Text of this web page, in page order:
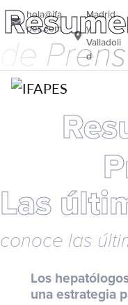
hola@ifa
pes.com
Madrid
y
Valladoli
d
de
Las
conoce las
Los
una estrategia